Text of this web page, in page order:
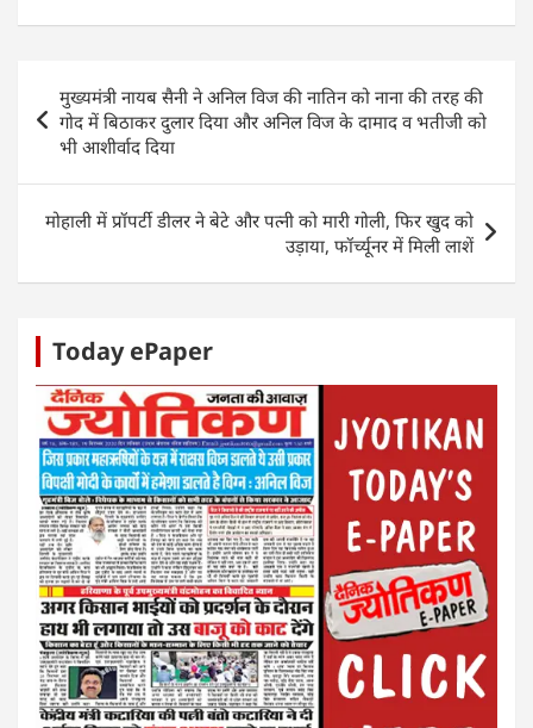
at
s
A
p
p
c
e
b
o
o
k
itt
er
k
e
dI
ss
e
n
er
ar
e
navigation
मुख्यमंत्री नायब सैनी ने अनिल विज की नातिन को नाना की तरह की
गोद में बिठाकर दुलार दिया और अनिल विज के दामाद व भतीजी को
भी आशीर्वाद दिया
मोहाली में प्रॉपर्टी डीलर ने बेटे और पत्नी को मारी गोली, फिर खुद को
उड़ाया, फॉर्च्यूनर में मिली लाशें
Today ePaper